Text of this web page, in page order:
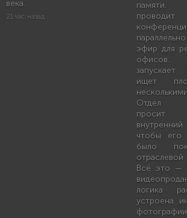
века.
21 час назад
памяти.
проводит
эфир для
офисов.
ищет
Отдел
чтобы его
было
Всё это —
логика
устроена